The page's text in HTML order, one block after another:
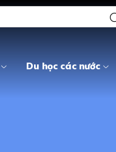
Du học các nước